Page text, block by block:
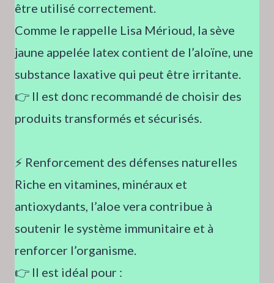
être utilisé correctement.
Comme le rappelle Lisa Mérioud, la sève
jaune appelée latex contient de l’aloïne, une
substance laxative qui peut être irritante.
👉 Il est donc recommandé de choisir des
produits transformés et sécurisés.
⚡ Renforcement des défenses naturelles
Riche en vitamines, minéraux et
antioxydants, l’aloe vera contribue à
soutenir le système immunitaire et à
renforcer l’organisme.
👉 Il est idéal pour :